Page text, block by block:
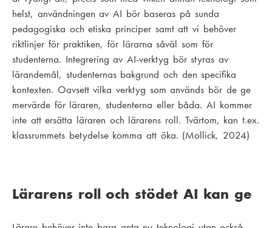
helst, användningen av AI bör baseras på sunda
pedagogiska och etiska principer samt att vi behöver
riktlinjer för praktiken, för lärarna såväl som för
studenterna. Integrering av AI-verktyg bör styras av
lärandemål, studenternas bakgrund och den specifika
kontexten. Oavsett vilka verktyg som används bör de ge
mervärde för läraren, studenterna eller båda. AI kommer
inte att ersätta läraren och lärarens roll. Tvärtom, kan t.ex.
klassrummets betydelse komma att öka. (Mollick, 2024)
Lärarens roll och stödet AI kan ge